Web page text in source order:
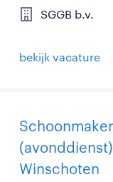
SGGB b.v.
bekijk vacature
Winschoten